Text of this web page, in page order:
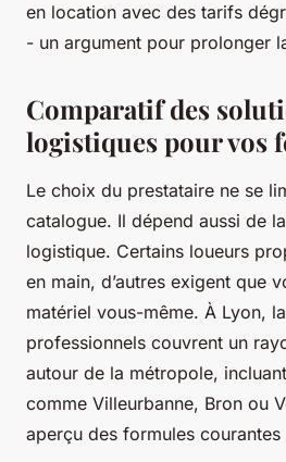
en location avec des tarifs
- un argument pour prolonger
Comparatif des
logistiques pour vos
Le choix du prestataire ne se
catalogue. Il dépend aussi de
logistique. Certains loueurs
en main, d’autres exigent que
matériel vous-même. À Lyon,
professionnels couvrent un
autour de la métropole,
comme Villeurbanne, Bron ou
aperçu des formules courantes